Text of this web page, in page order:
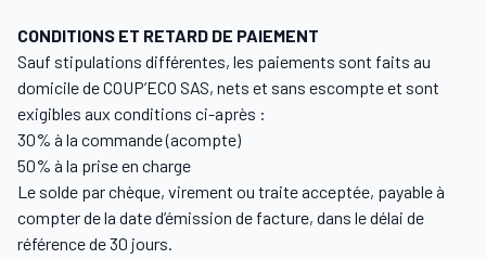
CONDITIONS ET RETARD DE PAIEMENT
Sauf stipulations différentes, les paiements sont faits au
domicile de COUP’ECO SAS, nets et sans escompte et sont
exigibles aux conditions ci-après :
30% à la commande (acompte)
50% à la prise en charge
Le solde par chèque, virement ou traite acceptée, payable à
compter de la date d’émission de facture, dans le délai de
référence de 30 jours.